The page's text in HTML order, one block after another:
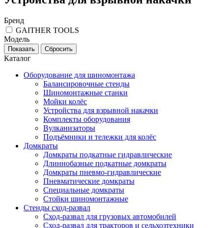
Бренд
GAITHER TOOLS
Модель
Каталог
Оборудование для шиномонтажа
Балансировочные стенды
Шиномонтажные станки
Мойки колёс
Устройства для взрывной накачки
Комплекты оборудования
Вулканизаторы
Подъёмники и тележки для колёс
Домкраты
Домкраты подкатные гидравлические
Длиннобазные подкатные домкраты
Домкраты пневмо-гидравлические
Пневматические домкраты
Специальные домкраты
Стойки шиномонтажные
Стенды сход-развал
Сход-развал для грузовых автомобилей
Сход-развал для тракторов и сельхозтехники